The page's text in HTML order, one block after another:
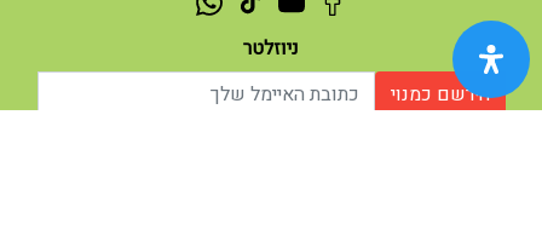
ניוזלטר
הירשם כמנוי